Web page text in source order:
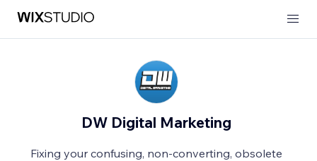
DW Digital Marketing
Fixing your confusing, non-converting, obsolete